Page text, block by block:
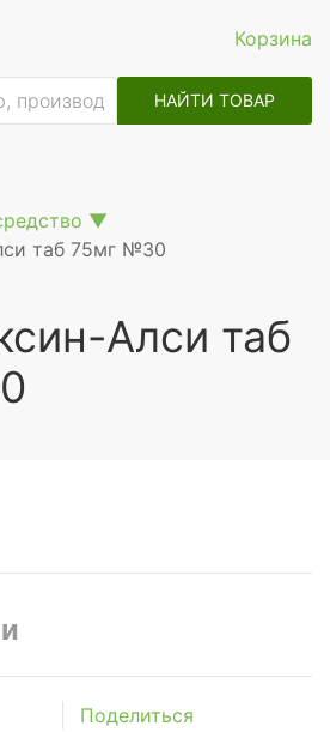
Корзина
НАЙТИ ТОВАР
▼
таб 75мг №30
Алси таб
Поделиться